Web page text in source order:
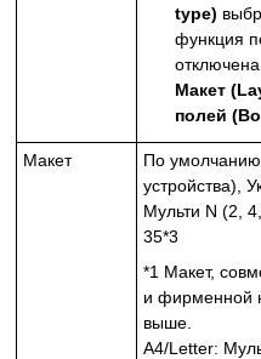
type)
функция
Макет
полей
Макет
По умолчанию
устройства),
Мульти N (2,
35*3
*1 Макет,
и фирменной
выше.
A4/Letter: